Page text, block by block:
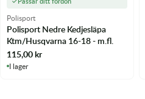
Polisport
Polisport Nedre Kedjesläpa
Ktm/Husqvarna 16-18 - m.fl.
115,00kr
I lager